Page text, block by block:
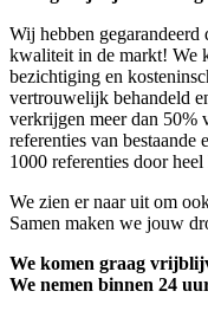
Wij hebben gegarandeerd
kwaliteit in de markt! We
bezichtiging en
vertrouwelijk behandeld
verkrijgen meer dan 50%
referenties van bestaande
1000 referenties door
We zien er naar uit om
Samen maken we jouw
We komen graag
We nemen binnen 24